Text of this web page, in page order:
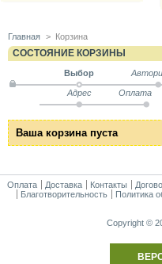
Главная > Корзина
СОСТОЯНИЕ КОРЗИНЫ
Выбор
Адрес Оплата
Ваша корзина пуста
Оплата Доставка Контакты
Благотворительность
Политика
Copyright ©